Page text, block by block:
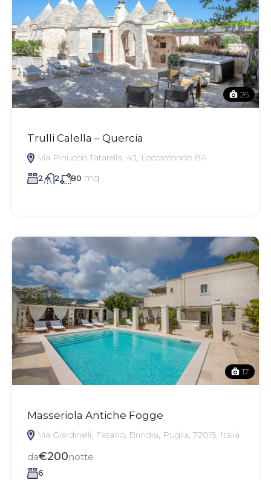
26
Trulli Calella – Quercia
Via Pinuccio Tatarella, 43, Locorotondo BA
2 2 80 mq
17
Masseriola Antiche Fogge
Via Giardinelli, Fasano, Brindisi, Puglia, 72015, Italia
da€200notte
6